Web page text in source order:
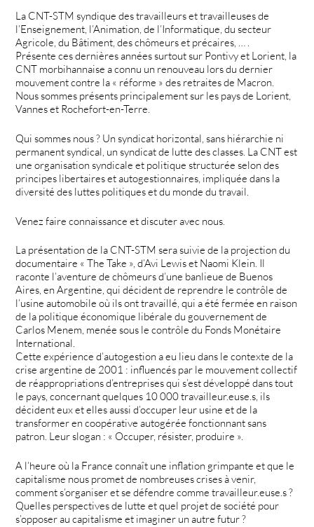
La CNT-STM syndique des travailleurs et travailleuses de
l’Enseignement, l’Animation, de l’Informatique, du secteur
Agricole, du Bâtiment, des chômeurs et précaires, … .
Présente ces dernières années surtout sur Pontivy et Lorient, la
CNT morbihannaise a connu un renouveau lors du dernier
mouvement contre la « réforme » des retraites de Macron.
Nous sommes présents principalement sur les pays de Lorient,
Vannes et Rochefort-en-Terre.
Qui sommes nous ? Un syndicat horizontal, sans hiérarchie ni
permanent syndical, un syndicat de lutte des classes. La CNT est
une organisation syndicale et politique structurée selon des
principes libertaires et autogestionnaires, impliquée dans la
diversité des luttes politiques et du monde du travail.
Venez faire connaissance et discuter avec nous.
La présentation de la CNT-STM sera suivie de la projection du
documentaire « The Take », d’Avi Lewis et Naomi Klein. Il
raconte l’aventure de chômeurs d’une banlieue de Buenos
Aires, en Argentine, qui décident de reprendre le contrôle de
l’usine automobile où ils ont travaillé, qui a été fermée en raison
de la politique économique libérale du gouvernement de
Carlos Menem, menée sous le contrôle du Fonds Monétaire
International.
Cette expérience d’autogestion a eu lieu dans le contexte de la
crise argentine de 2001 : influencés par le mouvement collectif
de réappropriations d’entreprises qui s’est développé dans tout
le pays, concernant quelques 10 000 travailleur.euse.s, ils
décident eux et elles aussi d’occuper leur usine et de la
transformer en coopérative autogérée fonctionnant sans
patron. Leur slogan : « Occuper, résister, produire ».
A l’heure où la France connaît une inflation grimpante et que le
capitalisme nous promet de nombreuses crises à venir,
comment s’organiser et se défendre comme travailleur.euse.s ?
Quelles perspectives de lutte et quel projet de société pour
s’opposer au capitalisme et imaginer un autre futur ?